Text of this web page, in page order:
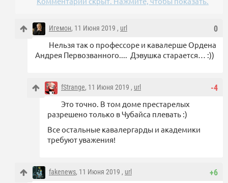
0
Игемон, 11 Июня 2019 , url
Нельзя так о профессоре и кавалерше Ордена
Андрея Первозванного.... Дэвушка старается… :))
-4
fStrange, 11 Июня 2019 , url
Это точно. В том доме престарелых
разрешено только в Чубайса плевать :)
Все остальные кавалергарды и академики
требуют уважения!
+6
fakenews, 11 Июня 2019 , url